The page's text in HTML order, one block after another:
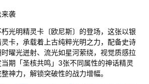
袭
光明精灵卡〔欧尼斯〕的登场，这张以银
卡，承载着上古纯粹光明之力，配备史诗
曜光迸射、流光如星河萦绕，视觉质感拉
期「圣核共鸣」3张不同属性的神话精灵
神力，解锁突破性的战力增幅。